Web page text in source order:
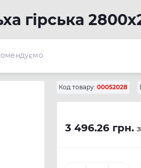
гірська
Код товару: 00052028
3 496.26 грн.